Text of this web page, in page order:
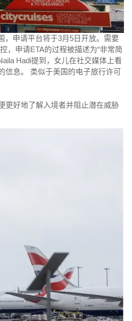
，申请平台将于3月5日开放。需要
，申请ETA的过程被描述为“非常简
Hadi提到，女儿在社交媒体上看
信息。 类似于美国的电子旅行许可
更好地了解入境者并阻止潜在威胁